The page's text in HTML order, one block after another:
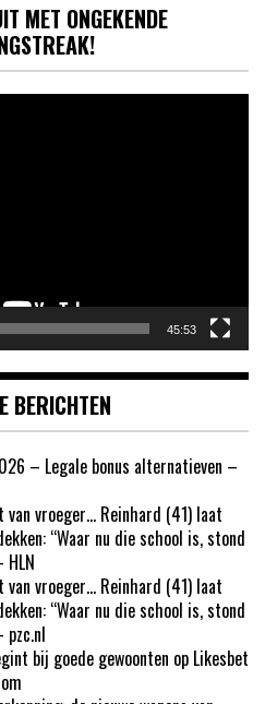
MET ONGEKENDE
45:53
BERICHTEN
– Legale bonus alternatieven –
van vroeger… Reinhard (41) laat
“Waar nu die school is, stond
van vroeger… Reinhard (41) laat
“Waar nu die school is, stond
pzc.nl
bij goede gewoonten op Likesbet